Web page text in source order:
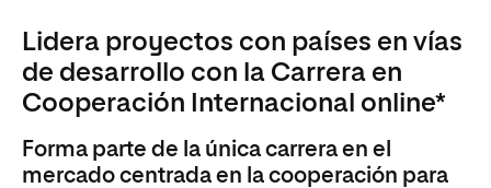
Lidera proyectos con países en vías
de desarrollo con la Carrera en
Cooperación Internacional online*
Forma parte de la única carrera en el
mercado centrada en la cooperación para